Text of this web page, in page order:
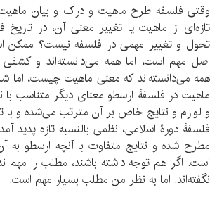
وقتی فلسفه طرح ماهیت و درک و بیان
تازه‌ای از ماهیت یا تغییر معنی آن، در تاریخ
تحول و تغییر مهمی در فلسفه نیست؟ ممکن
اصل مهم است، اما همه می‌دانسته‌اند و
همه می‌دانسته‌اند که معنی ماهیت چیست، اما
ماهیت در فلسفۀ ارسطو معنای دیگر متناسب با
و لوازم و نتایج خاص بر آن مترتب می‌شده و با
فلسفۀ دورۀ اسلامی، نظمی بالنسبه تازه پدید
مطرح شده و نتایج متفاوت با آنچه ارسطو به
است. اگر هم توجه داشته باشند، مطلب را مهم
نگفته‌اند. اما به نظر من مطلب بسیار مهم است.